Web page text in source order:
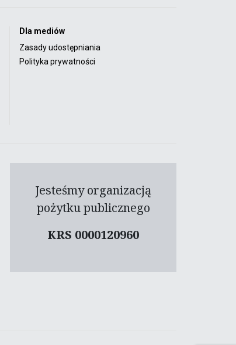
Dla mediów
Zasady udostępniania
Polityka prywatności
Jesteśmy organizacją
pożytku publicznego
KRS 0000120960